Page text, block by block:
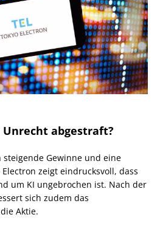
Unrecht abgestraft?
Gewinne und eine
zeigt eindrucksvoll, dass
um KI ungebrochen ist. Nach der
sich zudem das
Aktie.